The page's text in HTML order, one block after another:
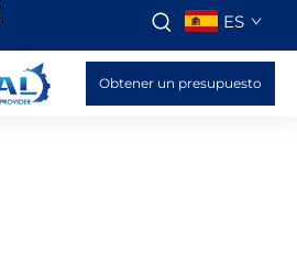
ES
Obtener un presupuesto